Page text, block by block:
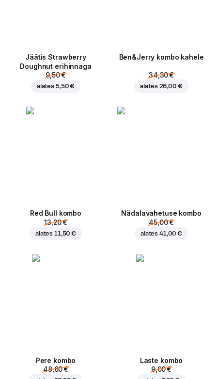
Jäätis Strawberry
Doughnut erihinnaga
9,50 €
alates 5,50 €
Ben&Jerry kombo kahele
34,30 €
alates 26,00 €
Red Bull kombo
13,20 €
alates 11,50 €
Nädalavahetuse kombo
45,00 €
alates 41,00 €
Pere kombo
48,60 €
Laste kombo
9,00 €